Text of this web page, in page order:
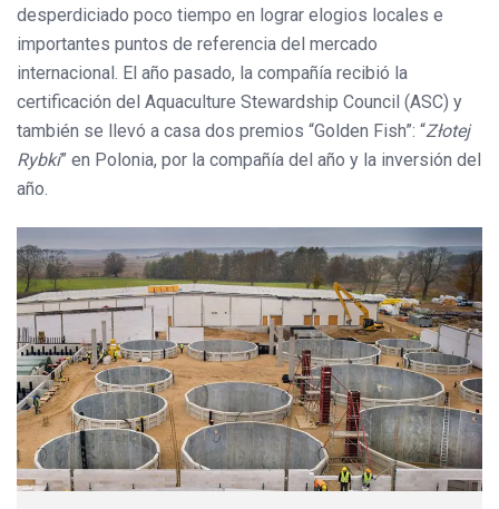
desperdiciado poco tiempo en lograr elogios locales e
importantes puntos de referencia del mercado
internacional. El año pasado, la compañía recibió la
certificación del Aquaculture Stewardship Council (ASC) y
también se llevó a casa dos premios “Golden Fish”: “Złotej
Rybki” en Polonia, por la compañía del año y la inversión del
año.